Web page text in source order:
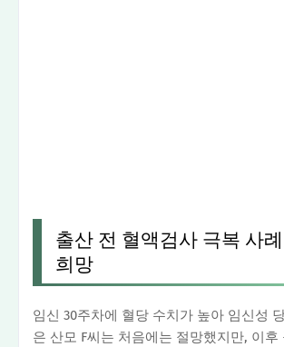
출산 전 혈액검사 극복 사
희망
임신 30주차에 혈당 수치가 높아 임신성
은 산모 F씨는 처음에는 절망했지만, 이후